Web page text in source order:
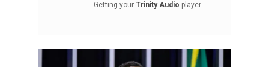
Getting your Trinity Audio player